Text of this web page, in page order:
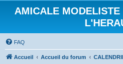
AMICALE
FAQ
Accueil Accueil du forum